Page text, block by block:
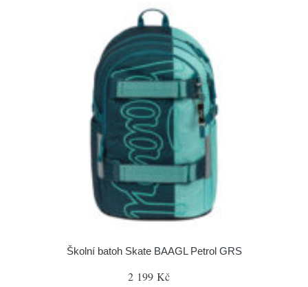
Školní batoh Skate BAAGL Petrol GRS
2 199 Kč